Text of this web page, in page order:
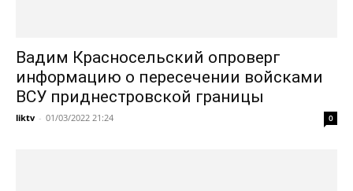
Вадим Красносельский опроверг
информацию о пересечении войсками
ВСУ приднестровской границы
liktv - 01/03/2022 21:24 0